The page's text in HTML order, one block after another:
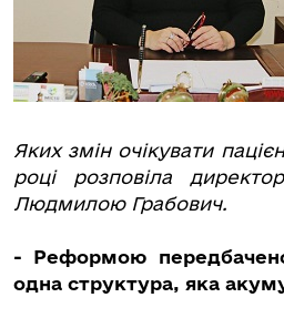
Яких змін очікувати
році розповіла
Людмилою Грабович.
- Реформою
одна структура, яка